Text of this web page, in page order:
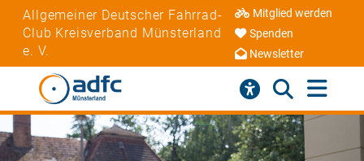
Allgemeiner Deutscher Fahrrad-
Club Kreisverband Münsterland
e. V.
Mitglied werden
Spenden
Newsletter